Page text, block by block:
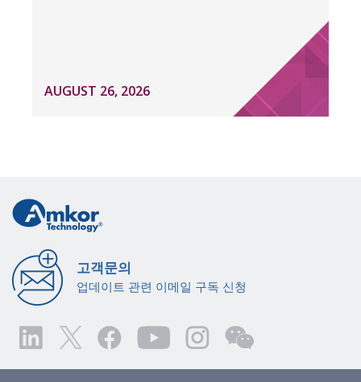
AUGUST 26, 2026
고객문의
업데이트 관련 이메일 구독 신청